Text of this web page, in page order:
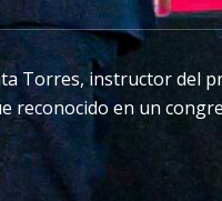
Torres, instructor del
reconocido en un